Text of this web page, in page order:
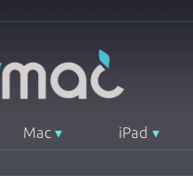
Mac iPad